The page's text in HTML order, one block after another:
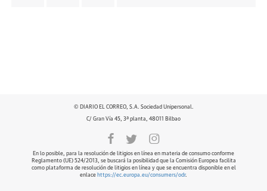
© DIARIO EL CORREO, S.A. Sociedad Unipersonal.
C/ Gran Vía 45, 3ª planta, 48011 Bilbao
En lo posible, para la resolución de litigios en línea en materia de consumo conforme
Reglamento (UE) 524/2013, se buscará la posibilidad que la Comisión Europea facilita
como plataforma de resolución de litigios en línea y que se encuentra disponible en el
enlace https://ec.europa.eu/consumers/odr.